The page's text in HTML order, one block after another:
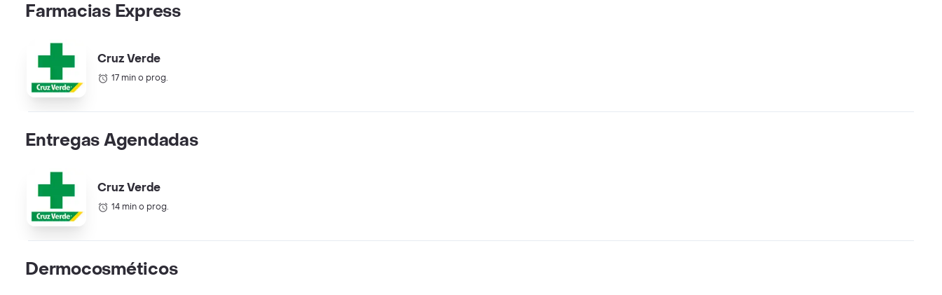
Farmacias Express
Cruz Verde
17 min o prog.
Entregas Agendadas
Cruz Verde
14 min o prog.
Dermocosméticos